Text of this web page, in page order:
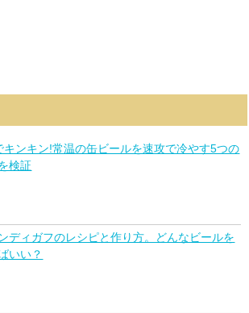
キンキン!常温の缶ビールを速攻で冷やす5つの
検証
ディガフのレシピと作り方。どんなビールを
いい？